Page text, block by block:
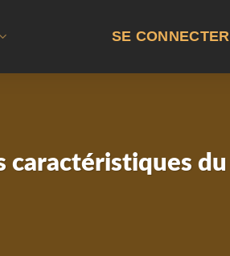
SE CONNECTER
caractéristiques du